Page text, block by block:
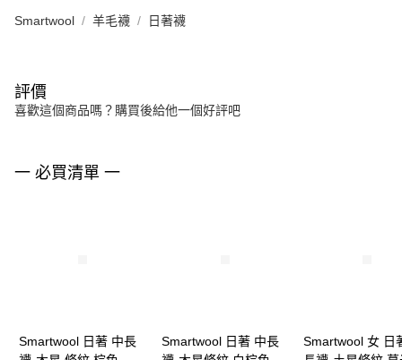
Smartwool 羊毛襪 日著襪
評價
喜歡這個商品嗎？購買後給他一個好評吧
一 必買清單 一
Smartwool 日著 中長
Smartwool 日著 中長
Smartwool 女 日